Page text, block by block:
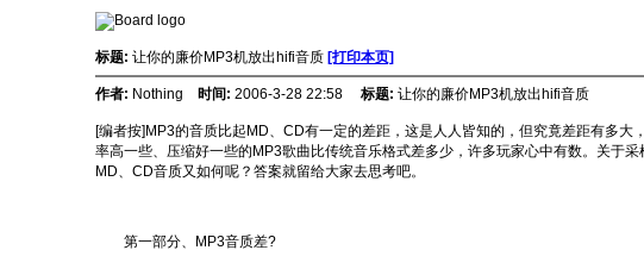
标题: 让你的廉价MP3机放出hifi音质 [打印本页]
作者: Nothing 时间: 2006-3-28 22:58 标题: 让你的廉价MP3机放出hifi音质
[编者按]MP3的音质比起MD、CD有一定的差距，这是人人皆知的，但究竟差距有多
率高一些、压缩好一些的MP3歌曲比传统音乐格式差多少，许多玩家心中有数。关于
MD、CD音质又如何呢？答案就留给大家去思考吧。
第一部分、MP3音质差?